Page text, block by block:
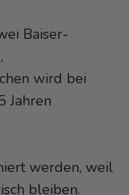
Baiser-
wird bei
Jahren
werden, weil
bleiben.